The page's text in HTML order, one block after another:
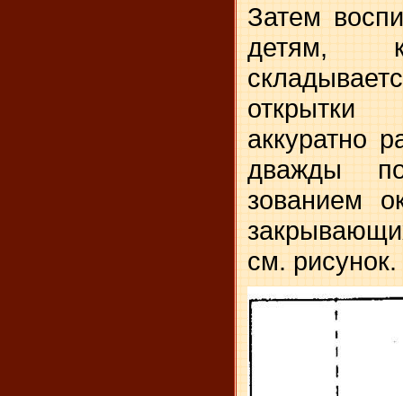
Затем
детям,
аккуратно
дважды
зованием
см. рисунок.